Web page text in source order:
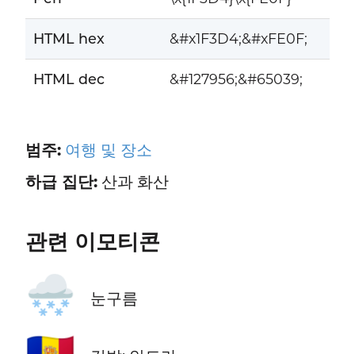
HTML hex &#x1F3D4;&#xFE0F;
HTML dec &#127956;&#65039;
범주: 여행 및 장소
하급 집단:산과 화산
관련 이모티콘
🌨️ 눈구름